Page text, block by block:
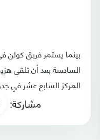
بينما يستمر فريق كولن
السادسة بعد أن تلقى
المركز السابع عشر في
مشاركة: